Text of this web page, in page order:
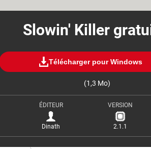
Slowin' Killer
Télécharger pour Windows
(1,3 Mo)
ÉDITEUR
Dinath
VERSION
2.1.1